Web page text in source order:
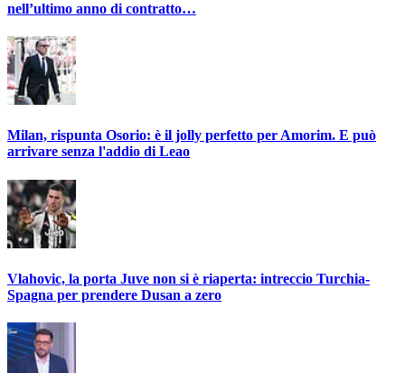
nell’ultimo anno di contratto…
Milan, rispunta Osorio: è il jolly perfetto per Amorim. E può
arrivare senza l'addio di Leao
Vlahovic, la porta Juve non si è riaperta: intreccio Turchia-
Spagna per prendere Dusan a zero